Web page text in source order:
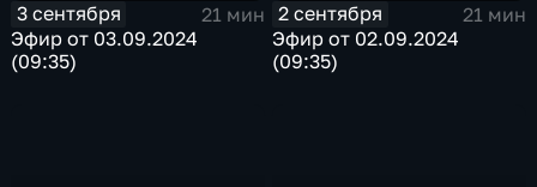
3 сентября
21 мин
Эфир от 03.09.2024
(09:35)
2 сентября
21 мин
Эфир от 02.09.2024
(09:35)